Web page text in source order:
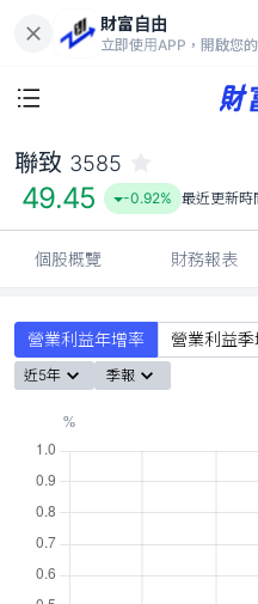
財富自由
立即使用APP，開啟您
49.45
-
聯致 3585
49.45 -0.92% 最近更新時
個股概覽 財務報表
營業利益年增率 營業利益
近5年 季報